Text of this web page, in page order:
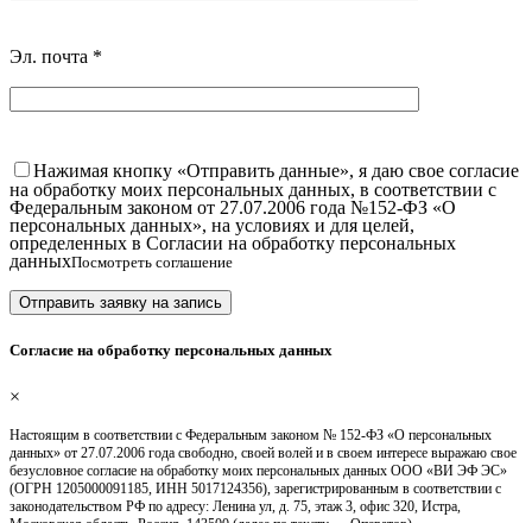
Эл. почта *
Нажимая кнопку «Отправить данные», я даю свое согласие
на обработку моих персональных данных, в соответствии с
Федеральным законом от 27.07.2006 года №152-ФЗ «О
персональных данных», на условиях и для целей,
определенных в Согласии на обработку персональных
данныхПосмотреть соглашение
Согласие на обработку персональных данных
×
Настоящим в соответствии с Федеральным законом № 152-ФЗ «О персональных
данных» от 27.07.2006 года свободно, своей волей и в своем интересе выражаю свое
безусловное согласие на обработку моих персональных данных ООО «ВИ ЭФ ЭС»
(ОГРН 1205000091185, ИНН 5017124356), зарегистрированным в соответствии с
законодательством РФ по адресу: Ленина ул, д. 75, этаж 3, офис 320, Истра,